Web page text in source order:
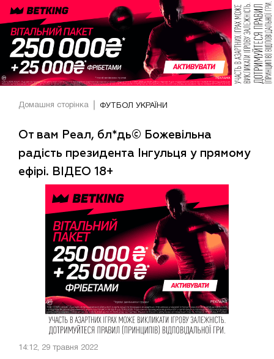
Домашня сторінка ФУТБОЛ УКРАЇНИ
От вам Реал, бл*дь© Божевільна
радість президента Інгульця у прямому
ефірі. ВІДЕО 18+
14:12, 29 травня 2022